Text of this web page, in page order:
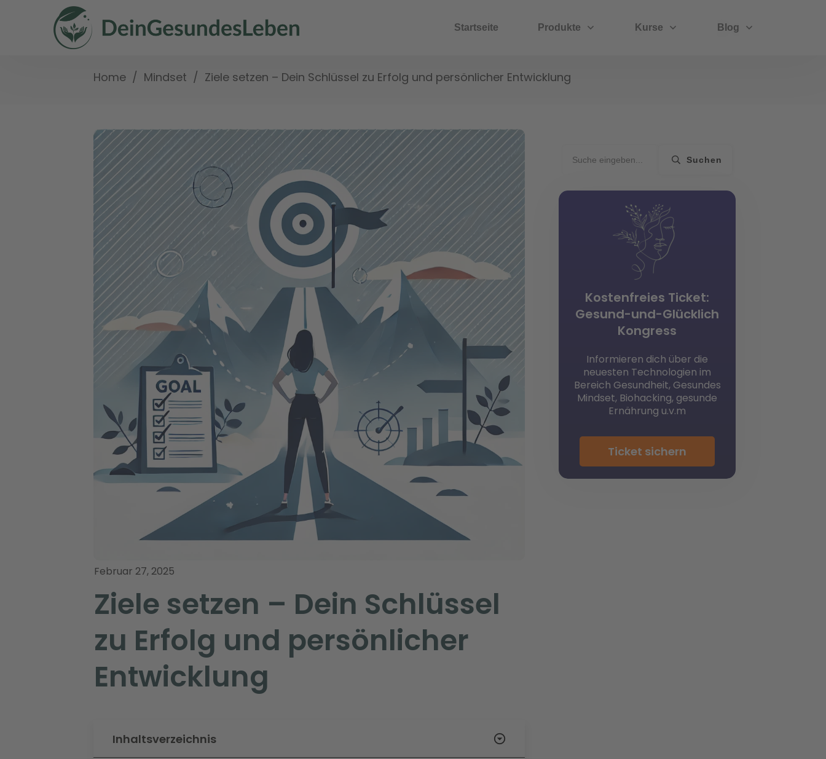
Startseite Produkte Kurse Blog
Home / Mindset / Ziele setzen – Dein Schlüssel zu Erfolg und persönlicher Entwicklung
Februar 27, 2025
Ziele setzen – Dein Schlüssel
zu Erfolg und persönlicher
Entwicklung
Inhaltsverzeichnis
Suchen
Kostenfreies Ticket:
Gesund-und-Glücklich
Kongress
Informieren dich über die
neuesten Technologien im
Bereich Gesundheit, Gesundes
Mindset, Biohacking, gesunde
Ernährung u.v.m
Ticket sichern